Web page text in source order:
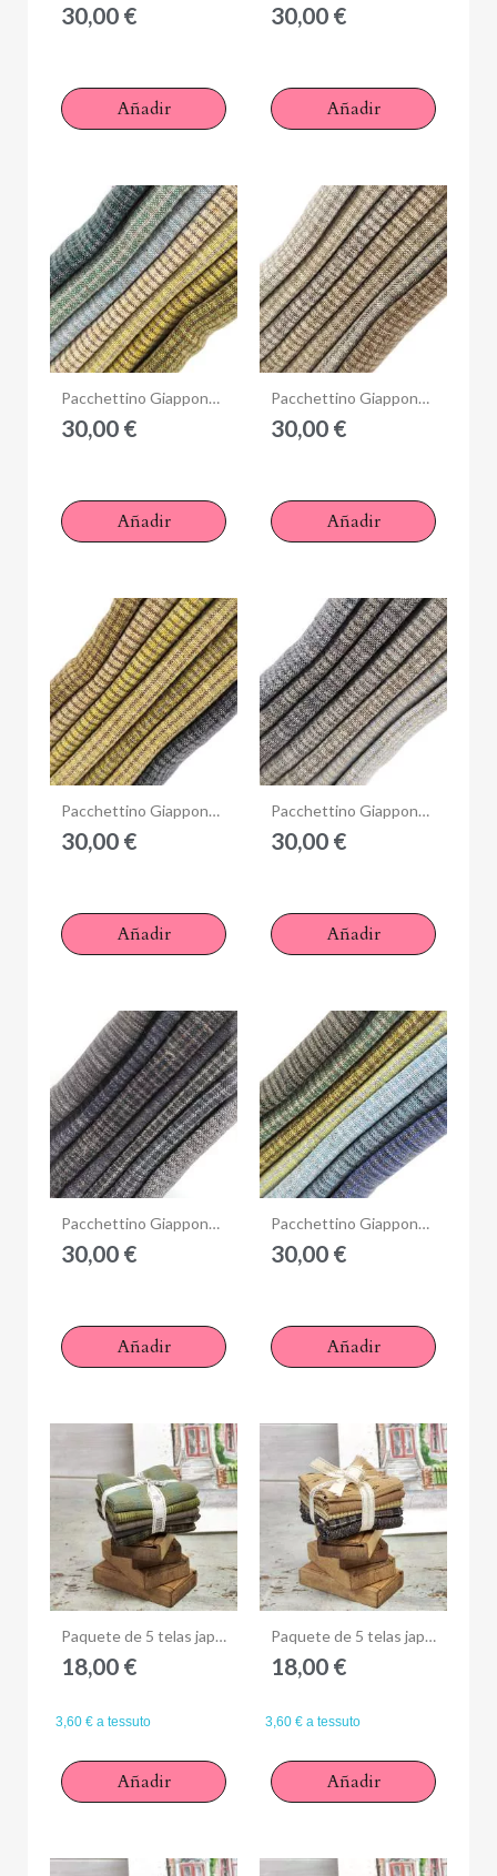
30,00 €
Añadir
30,00 €
Añadir
Anteprima Pacchettino Giapponese, 7 Tessuti 33 x 35 cm, Verde Giallo Azzurro
30,00 €
Añadir
Anteprima Pacchettino Giapponese, 7 Tessuti 33 x 35 cm, Beige Tortora
30,00 €
Añadir
Anteprima Pacchettino Giapponese, 7 Tessuti 33 x 35 cm, Beige Grigio
30,00 €
Añadir
Anteprima Pacchettino Giapponese, 7 Tessuti 33 x 35 cm, Grigio Chiaro
30,00 €
Añadir
Anteprima Pacchettino Giapponese, 7 Tessuti 33 x 35 cm, Grigio Scuro
30,00 €
Añadir
Anteprima Pacchettino Giapponese, 7 Tessuti 33 x 35 cm, Blu Verde
30,00 €
Añadir
Anteprima Paquete de 5 telas japonesas 25 x 27 cm - Verde Grigio
18,00 €
3,60 € a tessuto
Añadir
Anteprima Paquete de 5 telas japonesas 25 x 27 cm - Beige Nero
18,00 €
3,60 € a tessuto
Añadir
list.
Cancelar Iniciar sesión